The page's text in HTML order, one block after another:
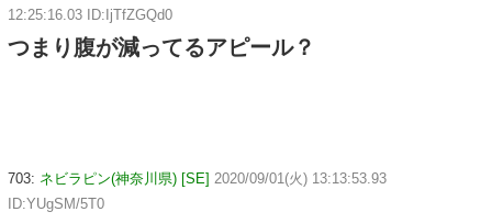
12:25:16.03 ID:IjTfZGQd0
つまり腹が減ってるアピール？
703: ネビラピン(神奈川県) [SE] 2020/09/01(火) 13:13:53.93
ID:YUgSM/5T0